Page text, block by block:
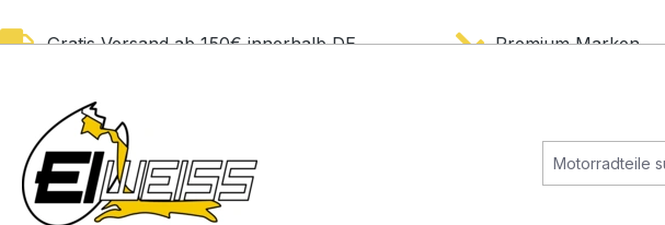
Gratis Versand ab 150€ innerhalb DE Premium Marken